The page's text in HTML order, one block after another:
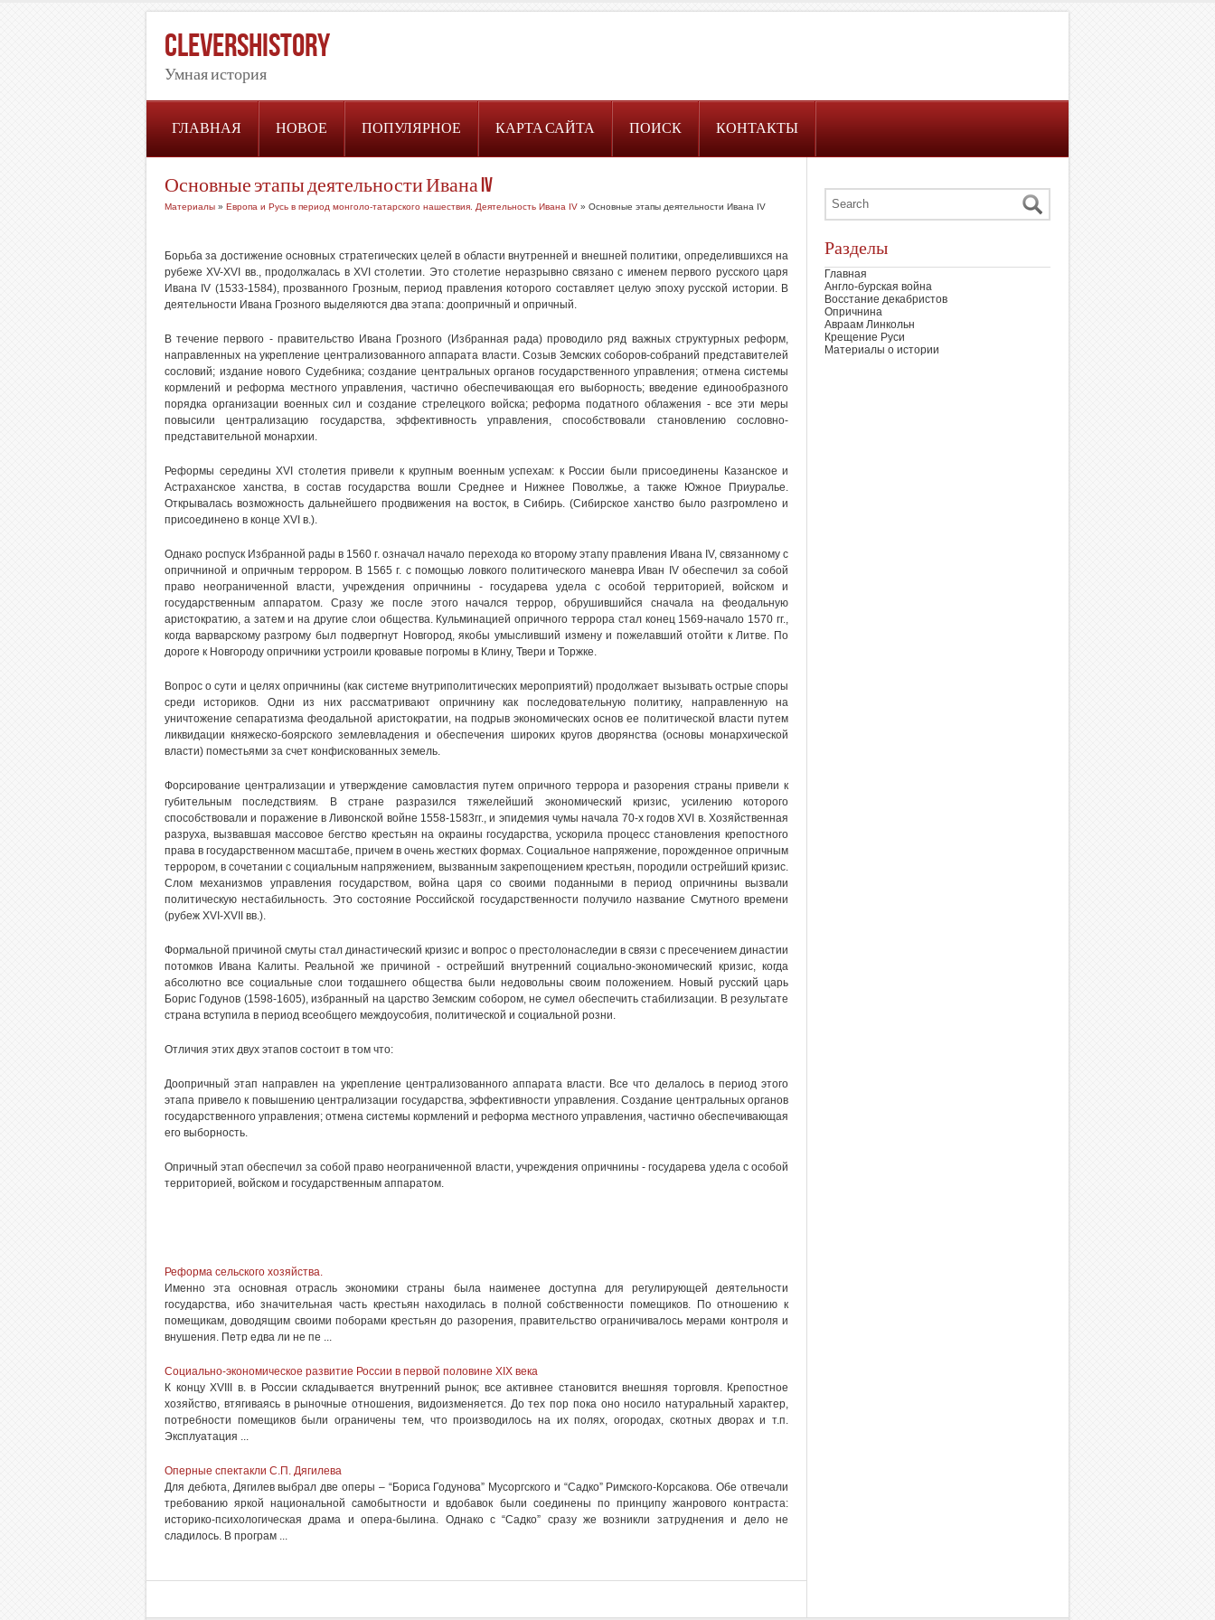
CleversHistory
Умная история
ГЛАВНАЯ НОВОЕ ПОПУЛЯРНОЕ КАРТА САЙТА ПОИСК КОНТАКТЫ
Основные этапы деятельности Ивана IV
Материалы » Европа и Русь в период монголо-татарского нашествия. Деятельность Ивана IV » Основные этапы деятельности Ивана IV
Борьба за достижение основных стратегических целей в области внутренней и внешней политики, определившихся на
рубеже XV-XVI вв., продолжалась в XVI столетии. Это столетие неразрывно связано с именем первого русского царя
Ивана IV (1533-1584), прозванного Грозным, период правления которого составляет целую эпоху русской истории. В
деятельности Ивана Грозного выделяются два этапа: доопричный и опричный.
В течение первого - правительство Ивана Грозного (Избранная рада) проводило ряд важных структурных реформ,
направленных на укрепление централизованного аппарата власти. Созыв Земских соборов-собраний представителей
сословий; издание нового Судебника; создание центральных органов государственного управления; отмена системы
кормлений и реформа местного управления, частично обеспечивающая его выборность; введение единообразного
порядка организации военных сил и создание стрелецкого войска; реформа податного облажения - все эти меры
повысили централизацию государства, эффективность управления, способствовали становлению сословно-
представительной монархии.
Реформы середины XVI столетия привели к крупным военным успехам: к России были присоединены Казанское и
Астраханское ханства, в состав государства вошли Среднее и Нижнее Поволжье, а также Южное Приуралье.
Открывалась возможность дальнейшего продвижения на восток, в Сибирь. (Сибирское ханство было разгромлено и
присоединено в конце XVI в.).
Однако роспуск Избранной рады в 1560 г. означал начало перехода ко второму этапу правления Ивана IV, связанному с
опричниной и опричным террором. В 1565 г. с помощью ловкого политического маневра Иван IV обеспечил за собой
право неограниченной власти, учреждения опричнины - государева удела с особой территорией, войском и
государственным аппаратом. Сразу же после этого начался террор, обрушившийся сначала на феодальную
аристократию, а затем и на другие слои общества. Кульминацией опричного террора стал конец 1569-начало 1570 гг.,
когда варварскому разгрому был подвергнут Новгород, якобы умысливший измену и пожелавший отойти к Литве. По
дороге к Новгороду опричники устроили кровавые погромы в Клину, Твери и Торжке.
Вопрос о сути и целях опричнины (как системе внутриполитических мероприятий) продолжает вызывать острые споры
среди историков. Одни из них рассматривают опричнину как последовательную политику, направленную на
уничтожение сепаратизма феодальной аристократии, на подрыв экономических основ ее политической власти путем
ликвидации княжеско-боярского землевладения и обеспечения широких кругов дворянства (основы монархической
власти) поместьями за счет конфискованных земель.
Форсирование централизации и утверждение самовластия путем опричного террора и разорения страны привели к
губительным последствиям. В стране разразился тяжелейший экономический кризис, усилению которого
способствовали и поражение в Ливонской войне 1558-1583гг., и эпидемия чумы начала 70-х годов XVI в. Хозяйственная
разруха, вызвавшая массовое бегство крестьян на окраины государства, ускорила процесс становления крепостного
права в государственном масштабе, причем в очень жестких формах. Социальное напряжение, порожденное опричным
террором, в сочетании с социальным напряжением, вызванным закрепощением крестьян, породили острейший кризис.
Слом механизмов управления государством, война царя со своими поданными в период опричнины вызвали
политическую нестабильность. Это состояние Российской государственности получило название Смутного времени
(рубеж XVI-XVII вв.).
Формальной причиной смуты стал династический кризис и вопрос о престолонаследии в связи с пресечением династии
потомков Ивана Калиты. Реальной же причиной - острейший внутренний социально-экономический кризис, когда
абсолютно все социальные слои тогдашнего общества были недовольны своим положением. Новый русский царь
Борис Годунов (1598-1605), избранный на царство Земским собором, не сумел обеспечить стабилизации. В результате
страна вступила в период всеобщего междоусобия, политической и социальной розни.
Отличия этих двух этапов состоит в том что:
Доопричный этап направлен на укрепление централизованного аппарата власти. Все что делалось в период этого
этапа привело к повышению централизации государства, эффективности управления. Создание центральных органов
государственного управления; отмена системы кормлений и реформа местного управления, частично обеспечивающая
его выборность.
Опричный этап обеспечил за собой право неограниченной власти, учреждения опричнины - государева удела с особой
территорией, войском и государственным аппаратом.
Реформа сельского хозяйства.
Именно эта основная отрасль экономики страны была наименее доступна для регулирующей деятельности
государства, ибо значительная часть крестьян находилась в полной собственности помещиков. По отношению к
помещикам, доводящим своими поборами крестьян до разорения, правительство ограничивалось мерами контроля и
внушения. Петр едва ли не пе ...
Социально-экономическое развитие России в первой половине XIX века
К концу XVIII в. в России складывается внутренний рынок; все активнее становится внешняя торговля. Крепостное
хозяйство, втягиваясь в рыночные отношения, видоизменяется. До тех пор пока оно носило натуральный характер,
потребности помещиков были ограничены тем, что производилось на их полях, огородах, скотных дворах и т.п.
Эксплуатация ...
Оперные спектакли С.П. Дягилева
Для дебюта, Дягилев выбрал две оперы – “Бориса Годунова” Мусоргского и “Садко” Римского-Корсакова. Обе отвечали
требованию яркой национальной самобытности и вдобавок были соединены по принципу жанрового контраста:
историко-психологическая драма и опера-былина. Однако с “Садко” сразу же возникли затруднения и дело не
сладилось. В програм ...
Разделы
Главная
Англо-бурская война
Восстание декабристов
Опричнина
Авраам Линкольн
Крещение Руси
Материалы о истории